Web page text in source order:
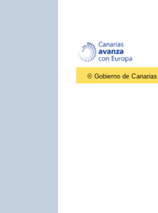
© Gobierno de Canarias